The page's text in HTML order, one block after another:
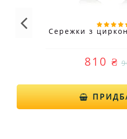
Сережки з
810 ₴